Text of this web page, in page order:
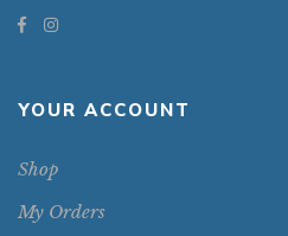
YOUR ACCOUNT
Shop
My Orders